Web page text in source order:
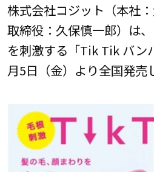
株式会社コジット（本社
取締役：久保慎一郎）は
を刺激する「Tik Tik バン
月5日（金）より全国発売